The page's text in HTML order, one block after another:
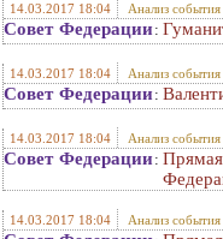
14.03.2017 18:04 Анализ
Совет Федерации:
14.03.2017 18:04 Анализ
Совет Федерации:
14.03.2017 18:04 Анализ
Совет Федерации: Прямая
14.03.2017 18:04 Анализ